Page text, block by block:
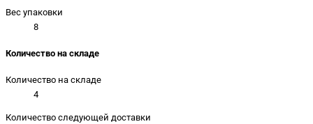
Вес упаковки
8
Количество на складе
Количество на складе
4
Количество следующей доставки